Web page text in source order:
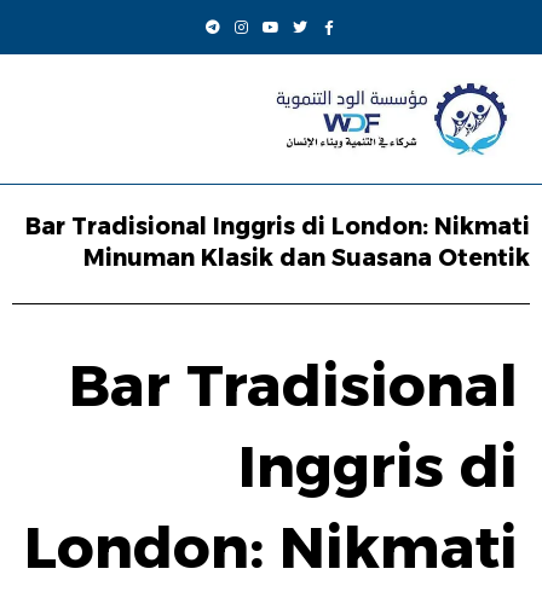
Bar Tradisional Inggris di London: Nikmati
Minuman Klasik dan Suasana Otentik
Bar Tradisional
Inggris di
London: Nikmati